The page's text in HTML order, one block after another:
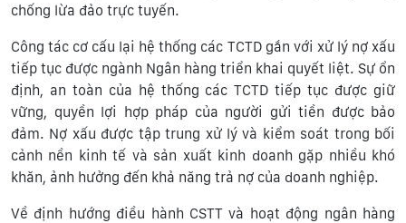
chống lừa đảo trực tuyến.
Công tác cơ cấu lại hệ thống các TCTD gắn với xử lý nợ xấu
tiếp tục được ngành Ngân hàng triển khai quyết liệt. Sự ổn
định, an toàn của hệ thống các TCTD tiếp tục được giữ
vững, quyền lợi hợp pháp của người gửi tiền được bảo
đảm. Nợ xấu được tập trung xử lý và kiểm soát trong bối
cảnh nền kinh tế và sản xuất kinh doanh gặp nhiều khó
khăn, ảnh hưởng đến khả năng trả nợ của doanh nghiệp.
Về định hướng điều hành CSTT và hoạt động ngân hàng